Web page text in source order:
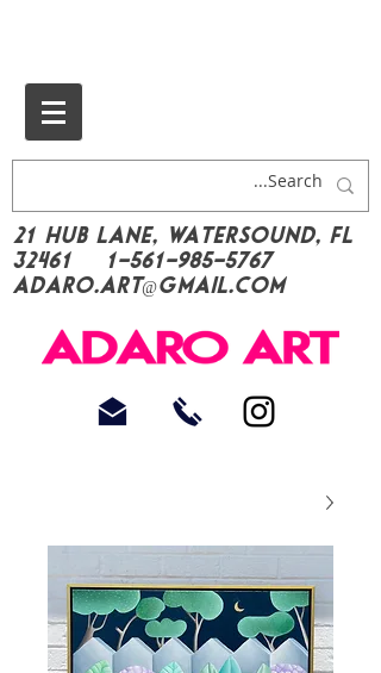
21 Hub Lane, Watersound, FL
32461
1-561-985-5767
Adaro.Art@gmail.com